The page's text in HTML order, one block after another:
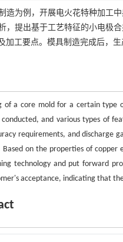
造为例，开展电火花特种加工
，提出基于工艺特征的小电极
加工要点。模具制造完成后，
of a core mold for a certain type
and various types of
requirements, and discharge
Based on the properties of
technology and put forward
acceptance, indicating that